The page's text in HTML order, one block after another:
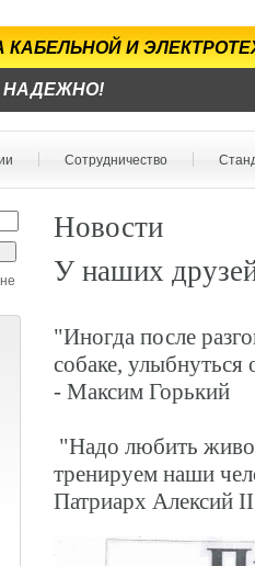
КАБЕЛЬНОЙ И
НАДЕЖНО!
Сотрудничество
Новости
У наших
"Иногда после
собаке, улыбнуться
- Максим Горький
"Надо любить
тренируем наши
Патриарх Алексий II